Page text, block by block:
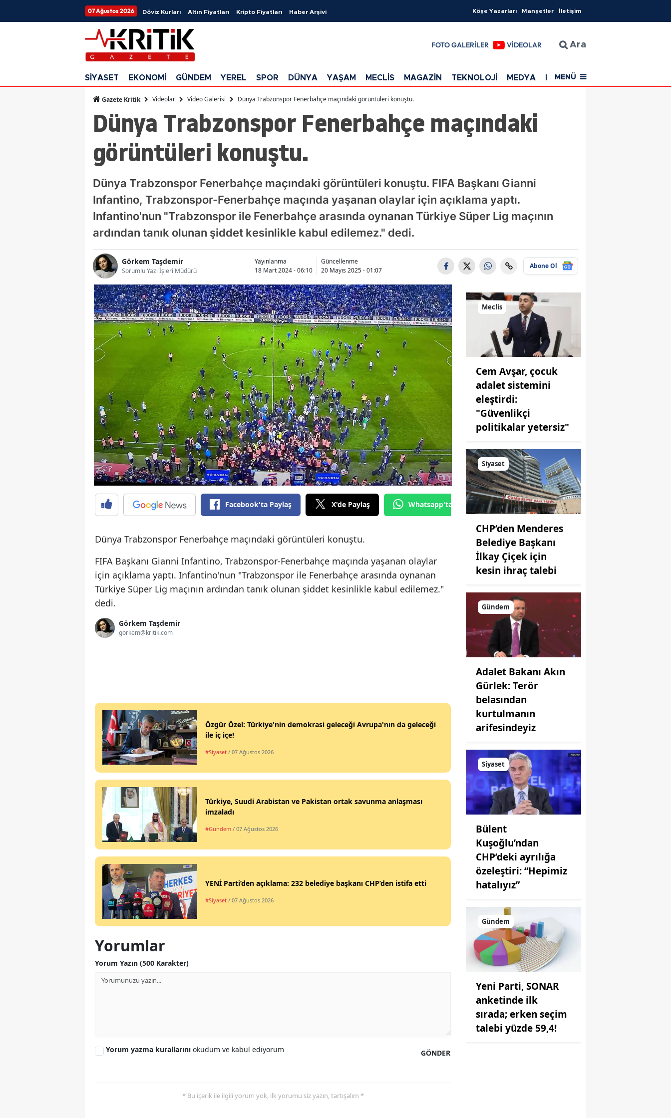
07 Ağustos 2026 Döviz Kurları Altın Fiyatları Kripto Fiyatları Haber Arşivi Köşe Yazarları Manşetler İletişim
FOTO GALERİLER VİDEOLAR Ara
SİYASET EKONOMİ GÜNDEM YEREL SPOR DÜNYA YAŞAM MECLİS MAGAZİN TEKNOLOJİ MEDYA EĞİTİM SAĞLIK
MENÜ
Gazete Kritik Videolar Video Galerisi Dünya Trabzonspor Fenerbahçe maçındaki görüntüleri konuştu.
Dünya Trabzonspor Fenerbahçe maçındaki
görüntüleri konuştu.
Dünya Trabzonspor Fenerbahçe maçındaki görüntüleri konuştu. FIFA Başkanı Gianni
Infantino, Trabzonspor-Fenerbahçe maçında yaşanan olaylar için açıklama yaptı.
Infantino'nun "Trabzonspor ile Fenerbahçe arasında oynanan Türkiye Süper Lig maçının
ardından tanık olunan şiddet kesinlikle kabul edilemez." dedi.
Görkem Taşdemir
Sorumlu Yazı İşleri Müdürü
Yayınlanma
18 Mart 2024 - 06:10
Güncellenme
20 Mayıs 2025 - 01:07
Abone Ol
Facebook'ta Paylaş X'de Paylaş Whatsapp'tan Gönder
Dünya Trabzonspor Fenerbahçe maçındaki görüntüleri konuştu.
FIFA Başkanı Gianni Infantino, Trabzonspor-Fenerbahçe maçında yaşanan olaylar
için açıklama yaptı. Infantino'nun "Trabzonspor ile Fenerbahçe arasında oynanan
Türkiye Süper Lig maçının ardından tanık olunan şiddet kesinlikle kabul edilemez."
dedi.
Görkem Taşdemir
gorkem@kritik.com
Özgür Özel: Türkiye'nin demokrasi geleceği Avrupa'nın da geleceği
ile iç içe!
#Siyaset / 07 Ağustos 2026
Türkiye, Suudi Arabistan ve Pakistan ortak savunma anlaşması
imzaladı
#Gündem / 07 Ağustos 2026
YENİ Parti’den açıklama: 232 belediye başkanı CHP’den istifa etti
#Siyaset / 07 Ağustos 2026
Yorumlar
Yorum Yazın (500 Karakter)
GÖNDER
Yorum yazma kurallarını okudum ve kabul ediyorum
* Bu içerik ile ilgili yorum yok, ilk yorumu siz yazın, tartışalım *
Meclis
Cem Avşar, çocuk
adalet sistemini
eleştirdi:
"Güvenlikçi
politikalar yetersiz"
Siyaset
CHP’den Menderes
Belediye Başkanı
İlkay Çiçek için
kesin ihraç talebi
Gündem
Adalet Bakanı Akın
Gürlek: Terör
belasından
kurtulmanın
arifesindeyiz
Siyaset
Bülent
Kuşoğlu’ndan
CHP’deki ayrılığa
özeleştiri: “Hepimiz
hatalıyız”
Gündem
Yeni Parti, SONAR
anketinde ilk
sırada; erken seçim
talebi yüzde 59,4!